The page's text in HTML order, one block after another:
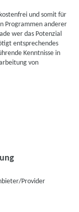
und somit für
Programmen anderer
wer das Potenzial
entsprechendes
Kenntnisse in
von
Provider